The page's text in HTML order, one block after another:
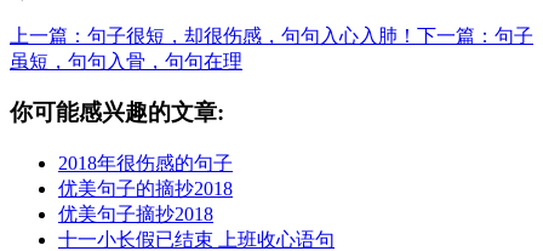
上一篇：句子很短，却很伤感，句句入心入肺！ 下一篇：句子
虽短，句句入骨，句句在理
你可能感兴趣的文章:
2018年很伤感的句子
优美句子的摘抄2018
优美句子摘抄2018
十一小长假已结束 上班收心语句